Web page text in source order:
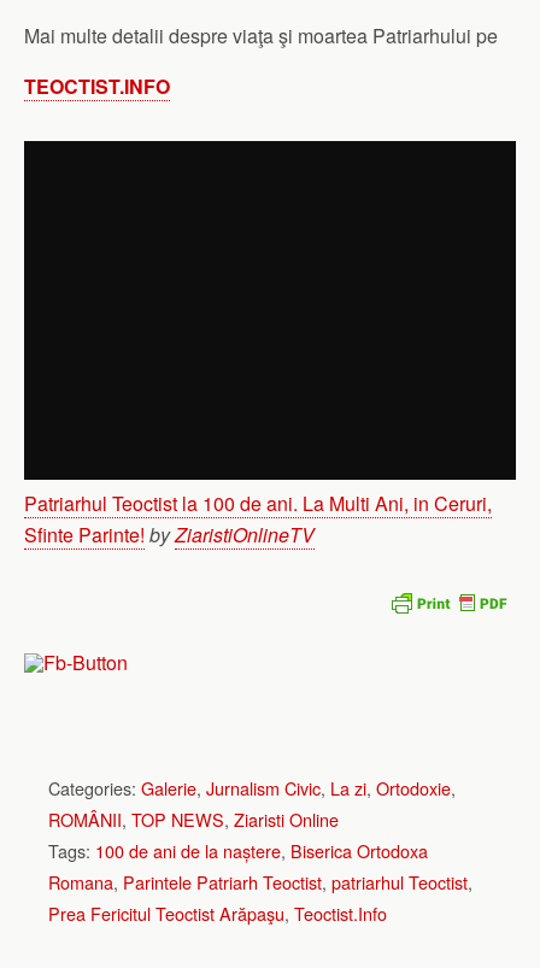
Mai multe detalii despre viaţa şi moartea Patriarhului pe
TEOCTIST.INFO
Patriarhul Teoctist la 100 de ani. La Multi Ani, in Ceruri,
Sfinte Parinte! byZiaristiOnlineTV
Categories: Galerie, Jurnalism Civic, La zi, Ortodoxie,
ROMÂNII, TOP NEWS, Ziaristi Online
Tags: 100 de ani de la naștere, Biserica Ortodoxa
Romana, Parintele Patriarh Teoctist, patriarhul Teoctist,
Prea Fericitul Teoctist Arăpaşu, Teoctist.Info